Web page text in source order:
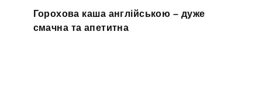
Горохова каша англійською – дуже
смачна та апетитна